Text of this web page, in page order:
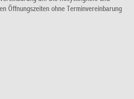
Öffnungszeiten ohne Terminvereinbarung